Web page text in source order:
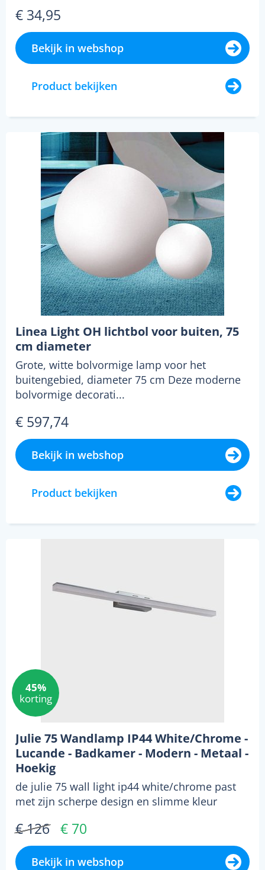
€ 34,95
Bekijk in webshop
Product bekijken
Linea Light OH lichtbol voor buiten, 75
cm diameter
Grote, witte bolvormige lamp voor het
buitengebied, diameter 75 cm Deze moderne
bolvormige decorati...
€ 597,74
Bekijk in webshop
Product bekijken
45%
korting
Julie 75 Wandlamp IP44 White/Chrome -
Lucande - Badkamer - Modern - Metaal -
Hoekig
de julie 75 wall light ip44 white/chrome past
met zijn scherpe design en slimme kleur
€ 126 € 70
Bekijk in webshop